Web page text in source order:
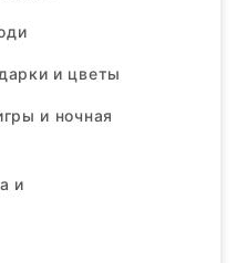
и цветы
и ночная
и